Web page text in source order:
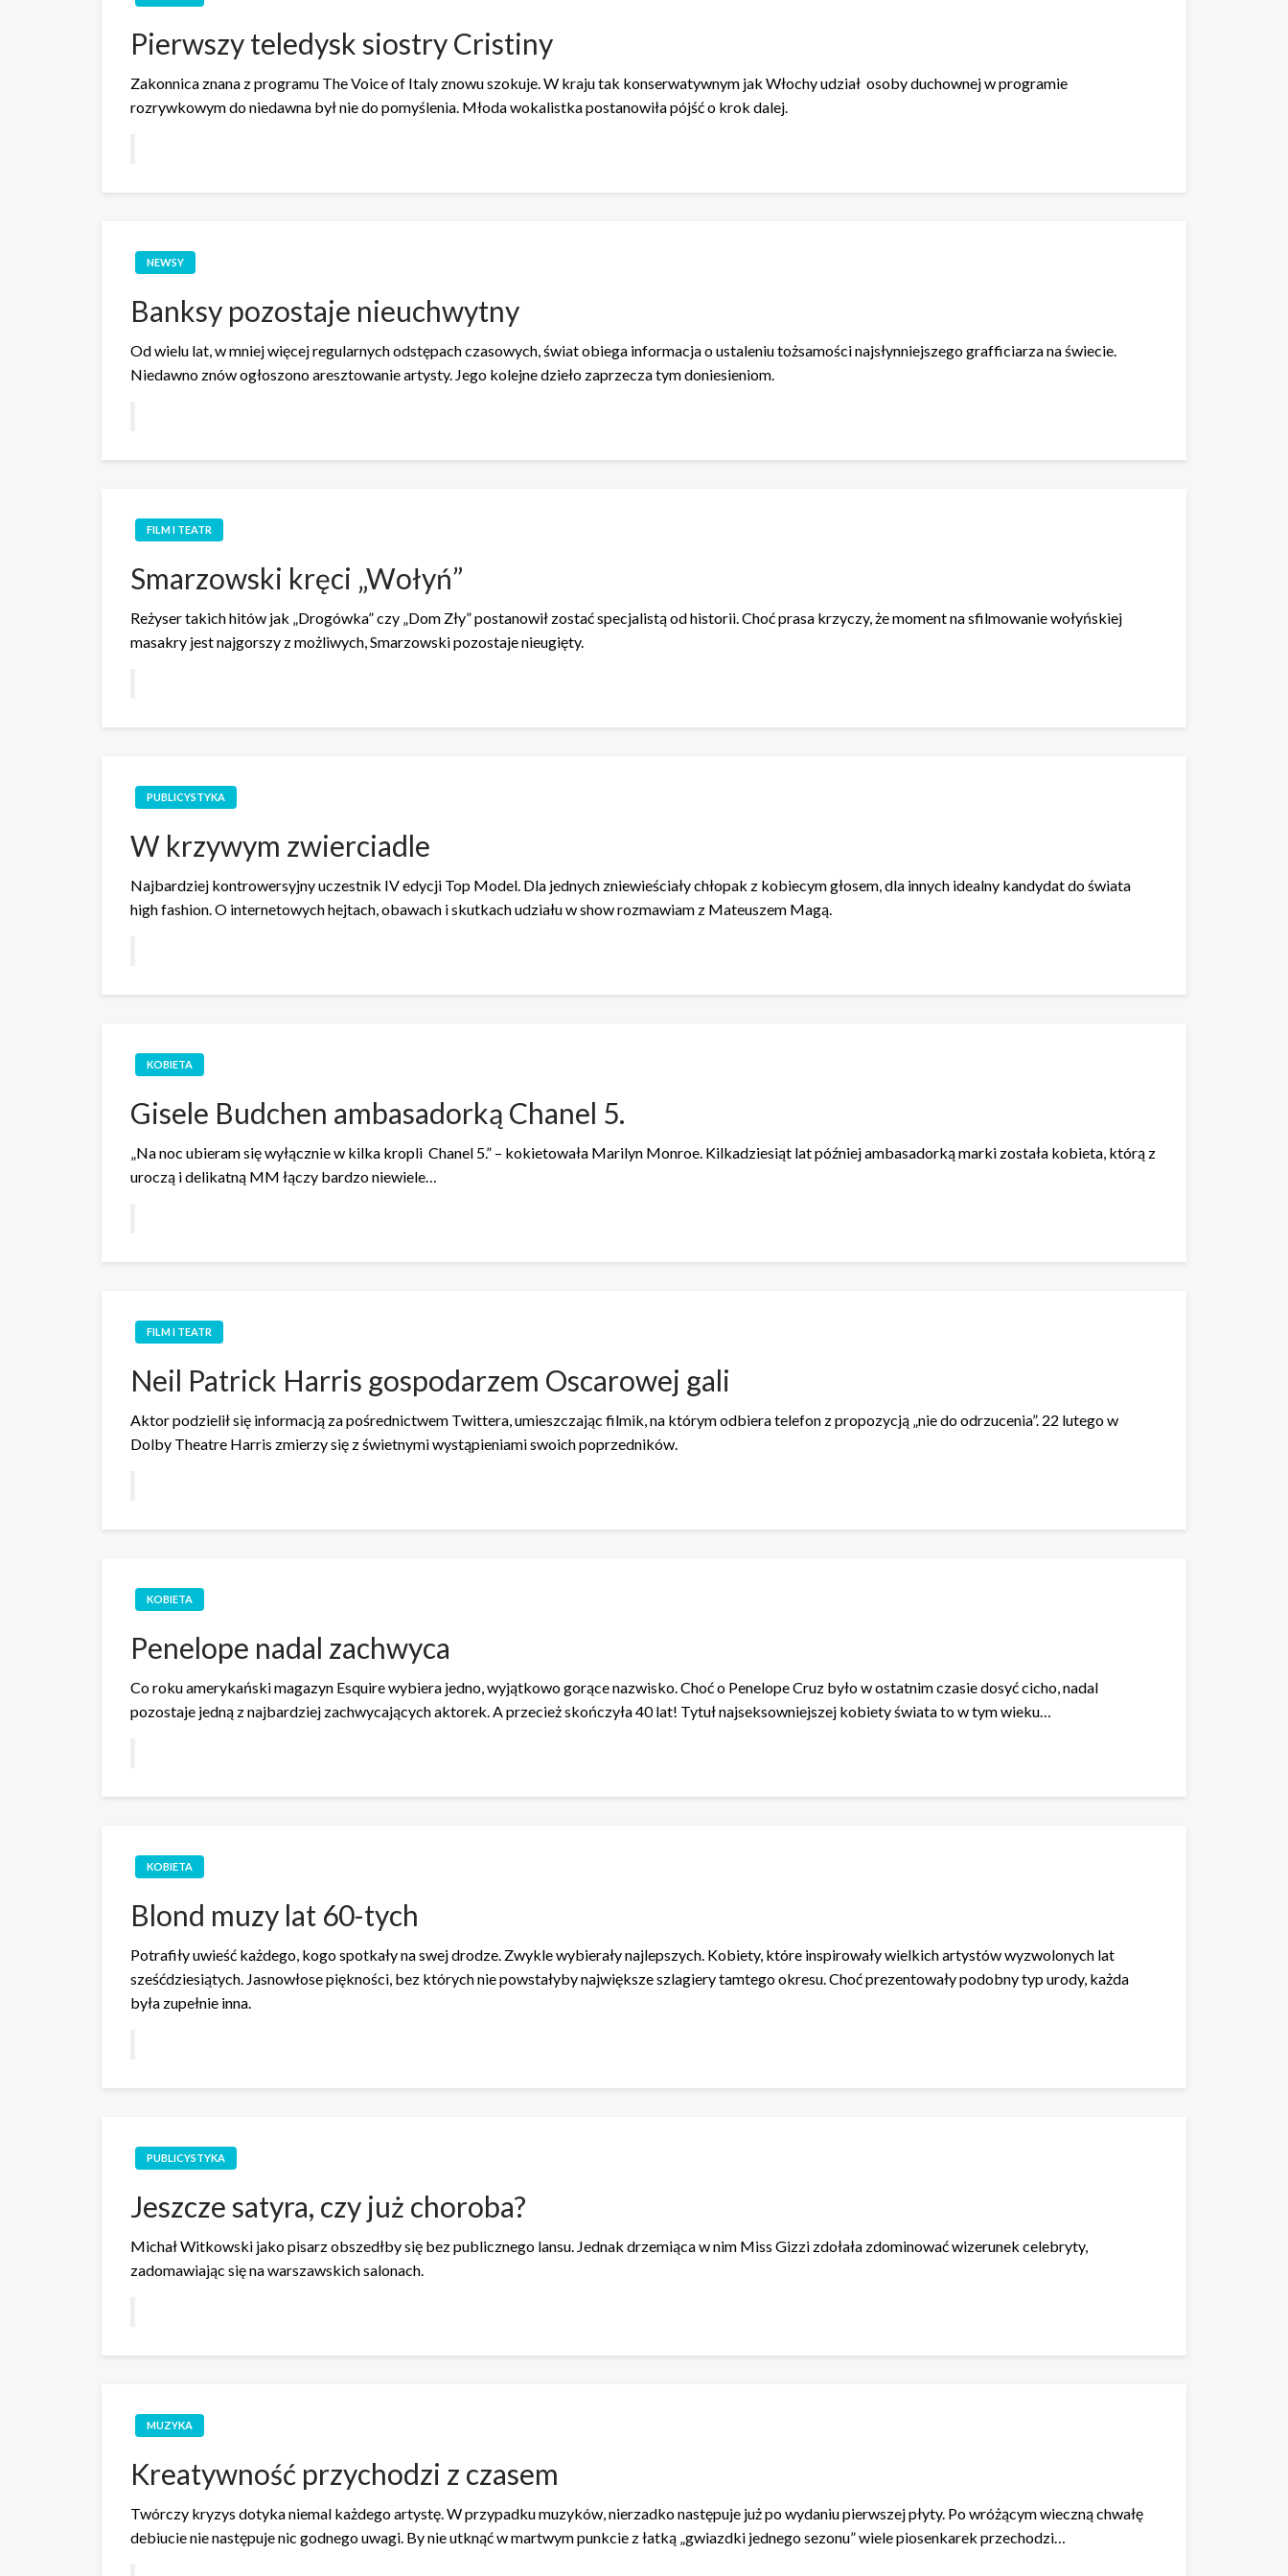
Pierwszy teledysk siostry Cristiny
Zakonnica znana z programu The Voice of Italy znowu szokuje. W kraju tak konserwatywnym jak Włochy udział osoby duchownej w programie
rozrywkowym do niedawna był nie do pomyślenia. Młoda wokalistka postanowiła pójść o krok dalej.
NEWSY
Banksy pozostaje nieuchwytny
Od wielu lat, w mniej więcej regularnych odstępach czasowych, świat obiega informacja o ustaleniu tożsamości najsłynniejszego grafficiarza na świecie.
Niedawno znów ogłoszono aresztowanie artysty. Jego kolejne dzieło zaprzecza tym doniesieniom.
FILM I TEATR
Smarzowski kręci „Wołyń”
Reżyser takich hitów jak „Drogówka” czy „Dom Zły” postanowił zostać specjalistą od historii. Choć prasa krzyczy, że moment na sfilmowanie wołyńskiej
masakry jest najgorszy z możliwych, Smarzowski pozostaje nieugięty.
PUBLICYSTYKA
W krzywym zwierciadle
Najbardziej kontrowersyjny uczestnik IV edycji Top Model. Dla jednych zniewieściały chłopak z kobiecym głosem, dla innych idealny kandydat do świata
high fashion. O internetowych hejtach, obawach i skutkach udziału w show rozmawiam z Mateuszem Magą.
KOBIETA
Gisele Budchen ambasadorką Chanel 5.
„Na noc ubieram się wyłącznie w kilka kropli Chanel 5.” – kokietowała Marilyn Monroe. Kilkadziesiąt lat później ambasadorką marki została kobieta, którą z
uroczą i delikatną MM łączy bardzo niewiele…
FILM I TEATR
Neil Patrick Harris gospodarzem Oscarowej gali
Aktor podzielił się informacją za pośrednictwem Twittera, umieszczając filmik, na którym odbiera telefon z propozycją „nie do odrzucenia”. 22 lutego w
Dolby Theatre Harris zmierzy się z świetnymi wystąpieniami swoich poprzedników.
KOBIETA
Penelope nadal zachwyca
Co roku amerykański magazyn Esquire wybiera jedno, wyjątkowo gorące nazwisko. Choć o Penelope Cruz było w ostatnim czasie dosyć cicho, nadal
pozostaje jedną z najbardziej zachwycających aktorek. A przecież skończyła 40 lat! Tytuł najseksowniejszej kobiety świata to w tym wieku…
KOBIETA
Blond muzy lat 60-tych
Potrafiły uwieść każdego, kogo spotkały na swej drodze. Zwykle wybierały najlepszych. Kobiety, które inspirowały wielkich artystów wyzwolonych lat
sześćdziesiątych. Jasnowłose piękności, bez których nie powstałyby największe szlagiery tamtego okresu. Choć prezentowały podobny typ urody, każda
była zupełnie inna.
PUBLICYSTYKA
Jeszcze satyra, czy już choroba?
Michał Witkowski jako pisarz obszedłby się bez publicznego lansu. Jednak drzemiąca w nim Miss Gizzi zdołała zdominować wizerunek celebryty,
zadomawiając się na warszawskich salonach.
MUZYKA
Kreatywność przychodzi z czasem
Twórczy kryzys dotyka niemal każdego artystę. W przypadku muzyków, nierzadko następuje już po wydaniu pierwszej płyty. Po wróżącym wieczną chwałę
debiucie nie następuje nic godnego uwagi. By nie utknąć w martwym punkcie z łatką „gwiazdki jednego sezonu” wiele piosenkarek przechodzi…